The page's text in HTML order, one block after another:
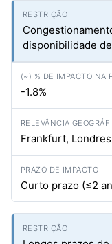
disponibilidade
-1.8%
Frankfurt,
Curto prazo (≤2